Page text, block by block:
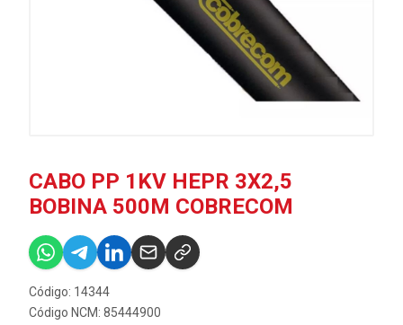
CABO PP 1KV HEPR 3X2,5
BOBINA 500M COBRECOM
Código: 14344
Código NCM: 85444900